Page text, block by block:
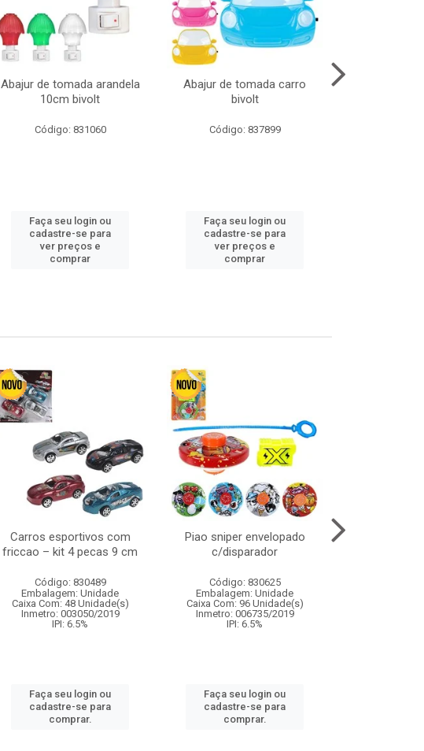
Abajur de tomada arandela
10cm bivolt
Código: 831060
Faça seu login ou
cadastre-se para
ver preços e
comprar
Abajur de tomada carro
bivolt
Código: 837899
Faça seu login ou
cadastre-se para
ver preços e
comprar
Carros esportivos com
friccao – kit 4 pecas 9 cm
Código: 830489
Embalagem: Unidade
Caixa Com: 48 Unidade(s)
Inmetro: 003050/2019
IPI: 6.5%
Faça seu login ou
cadastre-se para
comprar.
Piao sniper envelopado
c/disparador
Código: 830625
Embalagem: Unidade
Caixa Com: 96 Unidade(s)
Inmetro: 006735/2019
IPI: 6.5%
Faça seu login ou
cadastre-se para
comprar.